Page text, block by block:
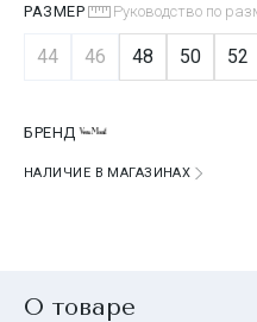
РАЗМЕР Руководство по
44 46 48 50 52
БРЕНД
НАЛИЧИЕ В МАГАЗИНАХ
О товаре